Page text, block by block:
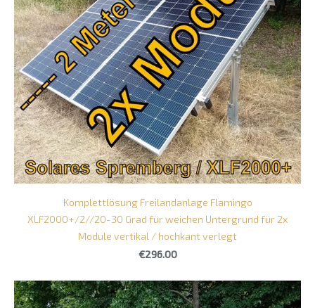
Komplettlösung Freilandanlage Flamingo
XLF2000+/2//20-30 Grad für weichen Untergrund für 2x
Module vertikal / hochkant verlegt
€296.00